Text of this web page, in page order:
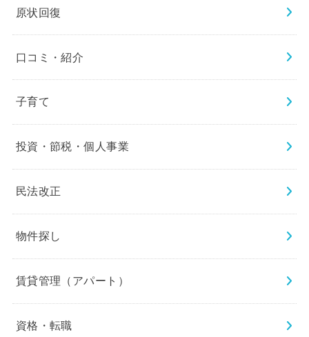
原状回復
口コミ・紹介
子育て
投資・節税・個人事業
民法改正
物件探し
賃貸管理（アパート）
資格・転職